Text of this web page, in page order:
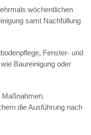
wöchentlichen
samt Nachfüllung
Fenster- und
Baureinigung oder
die Ausführung nach